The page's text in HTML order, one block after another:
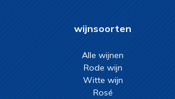
wijnsoorten
Alle wijnen
Rode wijn
Witte wijn
Rosé